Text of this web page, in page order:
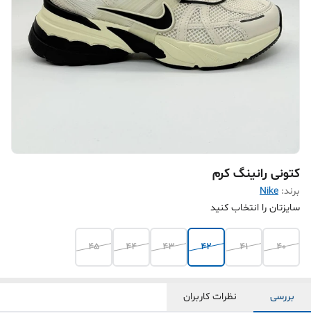
کتونی رانینگ کرم
برند: Nike
سایزتان را انتخاب کنید
40
41
42
43
44
45
بررسی نظرات کاربران